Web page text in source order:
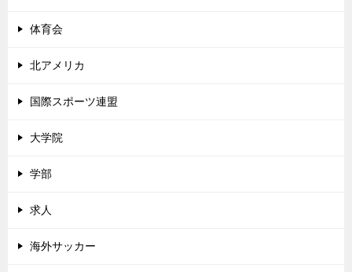
体育会
北アメリカ
国際スポーツ連盟
大学院
学部
求人
海外サッカー